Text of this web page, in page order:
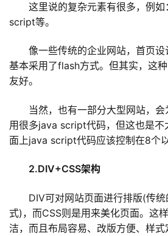
这里说的复杂元素有很多，例
script等。
像一些传统的企业网站，首页
基本采用了flash方式。但其实，这
友好。
当然，也有一部分大型网站，
用很多java script代码，但这也是不
面上java script代码应该控制在8个以
2.DIV+CSS架构
DIV可对网站页面进行排版(传
式)，而CSS则是用来美化页面。这
洁，而且布局容易、改版方便、样